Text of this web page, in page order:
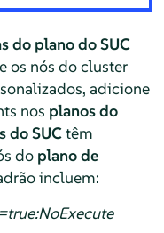
do plano do SUC
os nós do cluster
adicione
nos planos do
do SUCtêm
do plano de
incluem: